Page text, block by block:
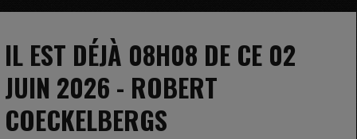
IL EST DÉJÀ 08H08 DE CE 02
JUIN 2026 - ROBERT
COECKELBERGS